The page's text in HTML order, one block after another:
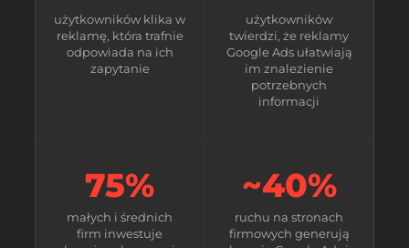
użytkowników klika w
reklamę, która trafnie
odpowiada na ich
zapytanie
użytkowników
twierdzi, że reklamy
Google Ads ułatwiają
im znalezienie
potrzebnych
informacji
75%
małych i średnich
firm inwestuje
~40%
ruchu na stronach
firmowych generują